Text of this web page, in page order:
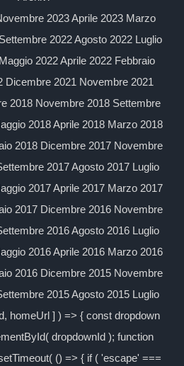
2023 Aprile 2023 Marzo
2022 Agosto 2022 Luglio
2022 Aprile 2022 Febbraio
Dicembre 2021 Novembre 2021
2018 Novembre 2018 Settembre
2018 Aprile 2018 Marzo 2018
2018 Dicembre 2017 Novembre
2017 Agosto 2017 Luglio
2017 Aprile 2017 Marzo 2017
2017 Dicembre 2016 Novembre
2016 Agosto 2016 Luglio
2016 Aprile 2016 Marzo 2016
2016 Dicembre 2015 Novembre
2015 Agosto 2015 Luglio
homeUrl ] ) => { const dropdown
dropdownId ); function
() => { if ( 'escape' ===